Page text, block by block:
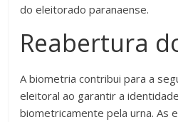
do eleitorado paranaense.
Reabertura
A biometria contribui para a
eleitoral ao garantir a
biometricamente pela urna. As